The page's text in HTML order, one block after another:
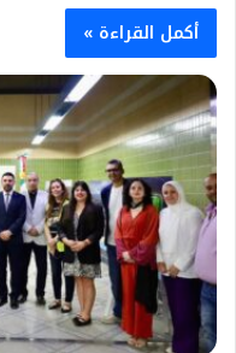
أكمل القراءة »